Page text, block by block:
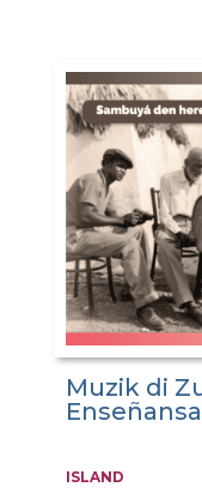
Muzik di
ISLAND